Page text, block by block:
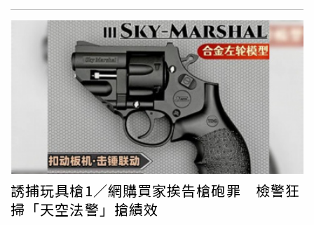
出年過六旬，搭乘捷運時態度也十分親和自在。廖偉凡經常
戴著帽子，似乎已成為他的招牌打扮。（圖／報系資料照／
年代提供）廖偉凡過去曾在大陸主持發展近20年，直到疫情
期間返台，近年鮮少出現在螢光幕前的他，其實早已悄悄變
身年薪300萬的上班族，他因緣際會受聘為生技公司顧問，
至今已邁入第6年，他曾打趣自嘲，自己是靠當「人形立
牌」在賺錢。而讀者直擊當天，他狀態極佳，確實是他經年
累月努力的成果，廖偉凡曾透露，自己一週固定運動4天，
定居新竹的他，平時都在清華大學散步，並遵中醫師建議，
運動後赤腳踩草地30分鐘，作為日常的保養，如果遇到雨
天，也會在家超慢跑50分鐘。日前他去做全身健康檢查，除
了膽固醇稍高之外，其餘身體指標皆正常。
誘捕玩具槍1／網購買家挨告槍砲罪 檢警狂
掃「天空法警」搶績效